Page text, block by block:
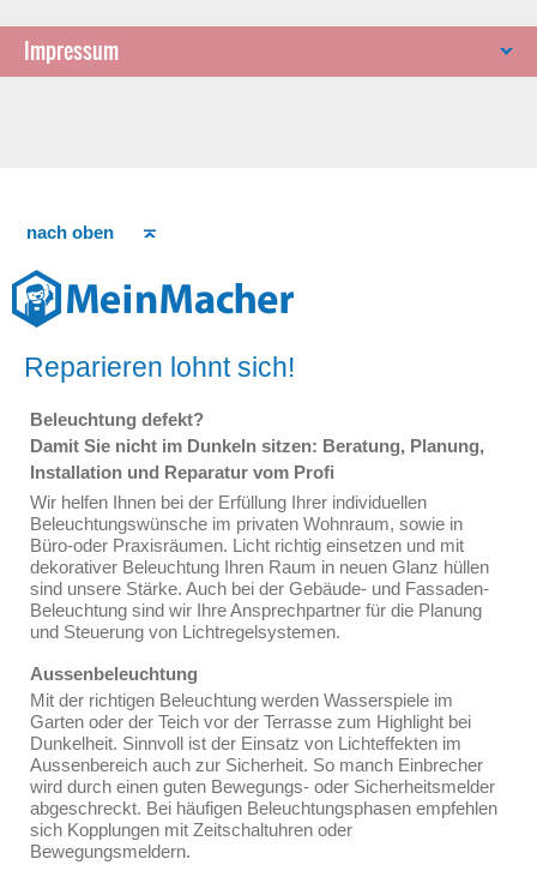
Impressum
nach oben
Reparieren lohnt sich!
Beleuchtung defekt?
Damit Sie nicht im Dunkeln sitzen: Beratung, Planung,
Installation und Reparatur vom Profi
Wir helfen Ihnen bei der Erfüllung Ihrer individuellen
Beleuchtungswünsche im privaten Wohnraum, sowie in
Büro-oder Praxisräumen. Licht richtig einsetzen und mit
dekorativer Beleuchtung Ihren Raum in neuen Glanz hüllen
sind unsere Stärke. Auch bei der Gebäude- und Fassaden-
Beleuchtung sind wir Ihre Ansprechpartner für die Planung
und Steuerung von Lichtregelsystemen.
Aussenbeleuchtung
Mit der richtigen Beleuchtung werden Wasserspiele im
Garten oder der Teich vor der Terrasse zum Highlight bei
Dunkelheit. Sinnvoll ist der Einsatz von Lichteffekten im
Aussenbereich auch zur Sicherheit. So manch Einbrecher
wird durch einen guten Bewegungs- oder Sicherheitsmelder
abgeschreckt. Bei häufigen Beleuchtungsphasen empfehlen
sich Kopplungen mit Zeitschaltuhren oder
Bewegungsmeldern.